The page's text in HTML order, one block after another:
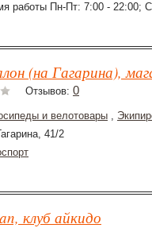
работы Пн-Пт: 7:00 - 22:00;
(на Гагарина),
Отзывов: 0
и велотовары ,
41/2
клуб айкидо